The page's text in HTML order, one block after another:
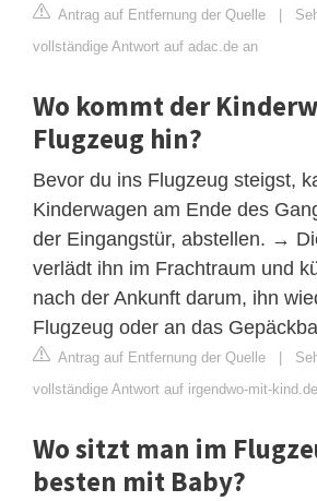
Antrag auf Entfernung der Quelle |
vollständige Antwort auf adac.de an
Wo kommt der
Flugzeug hin?
Bevor du ins Flugzeug steigst,
Kinderwagen am Ende des
der Eingangstür, abstellen. →
verlädt ihn im Frachtraum und
nach der Ankunft darum, ihn
Flugzeug oder an das
Antrag auf Entfernung der Quelle |
vollständige Antwort auf irgendwo-mit-
Wo sitzt man im
besten mit Baby?